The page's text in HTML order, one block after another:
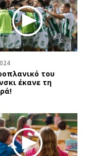
του
έκανε τη